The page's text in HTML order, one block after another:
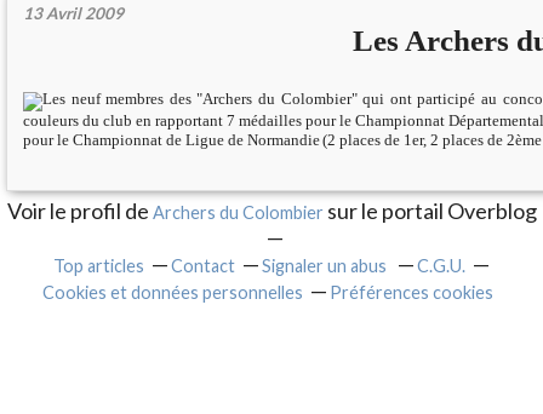
13 Avril 2009
Les Archers
Les neuf membres des "Archers du Colombier" qui ont participé au
couleurs du club en rapportant 7 médailles pour le Championnat
pour le Championnat de Ligue de Normandie(2 places de 1er, 2 places de
Voir le profil de Archers du Colombier sur le portail Overblog
Top articles Contact Signaler un abus
C.G.U.
Cookies et données personnelles
Préférences cookies